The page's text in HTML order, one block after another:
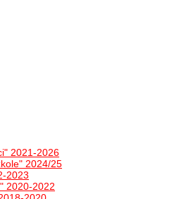
2021-2026
2024/25
2023
2020-2022